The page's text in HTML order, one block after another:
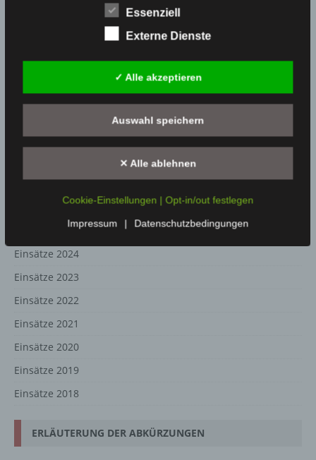
Laternenumzug
14.11.2025
30.08.2020 Medienwart
EINSATZARCHIVE
Einsätze
Einsätze 2026
Einsätze 2025
Einsätze 2024
Einsätze 2023
Einsätze 2022
Einsätze 2021
Einsätze 2020
Einsätze 2019
Einsätze 2018
ERLÄUTERUNG DER ABKÜRZUNGEN
Essenziell
Externe Dienste
✓ Alle akzeptieren
Auswahl speichern
✕ Alle ablehnen
Cookie-Einstellungen | Opt-in/out festlegen
Impressum | Datenschutzbedingungen